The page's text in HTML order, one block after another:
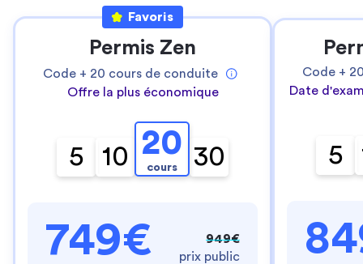
Favoris
Permis Zen
Code + 20 cours de conduite
Offre la plus économique
5 10 20
cours 30
749€
949€
prix public
Code +
Date
5